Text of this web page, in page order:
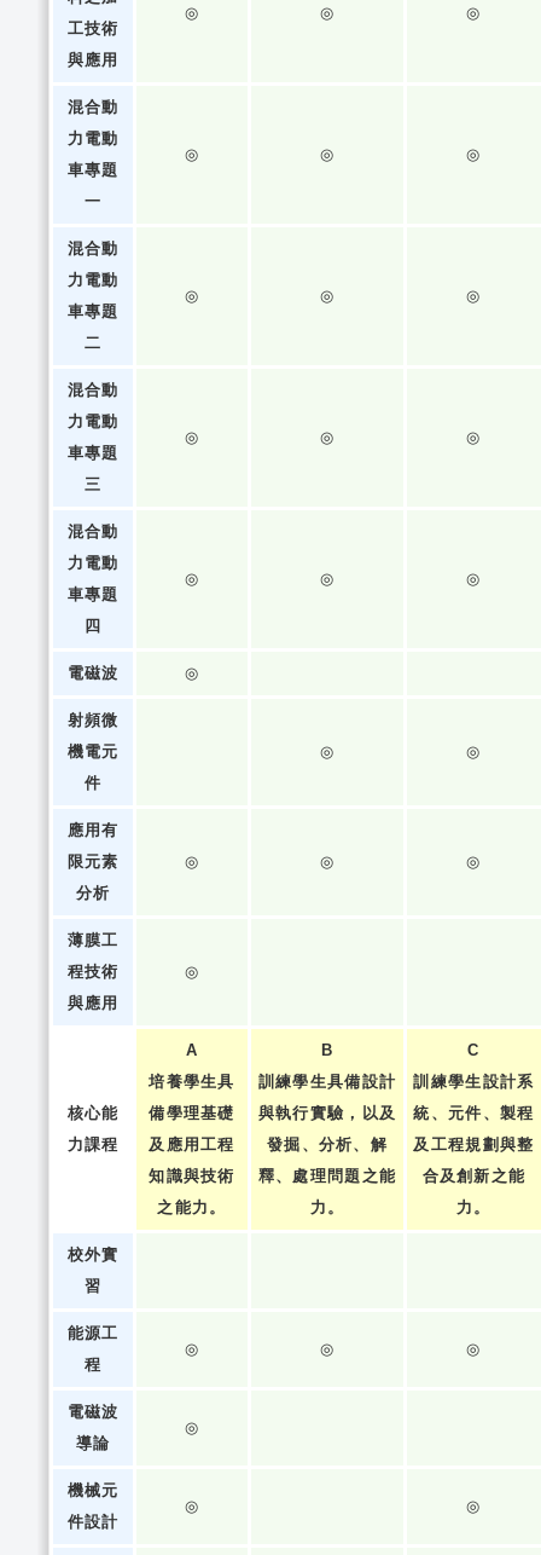
工技術
與應用
◎ ◎ ◎
混合動
力電動
車專題
一
◎ ◎ ◎
混合動
力電動
車專題
二
◎ ◎ ◎
混合動
力電動
車專題
三
◎ ◎ ◎
混合動
力電動
車專題
四
◎ ◎ ◎
電磁波 ◎
射頻微
機電元
件
◎ ◎
應用有
限元素
分析
◎ ◎ ◎
薄膜工
程技術
與應用
◎
核心能
力課程
A
培養學生具
備學理基礎
及應用工程
知識與技術
之能力。
B
訓練學生具備設計
與執行實驗，以及
發掘、分析、解
釋、處理問題之能
力。
C
訓練學生設計系
統、元件、製程
及工程規劃與整
合及創新之能
力。
校外實
習
能源工
程
◎ ◎ ◎
電磁波
導論
◎
機械元
件設計
◎ ◎